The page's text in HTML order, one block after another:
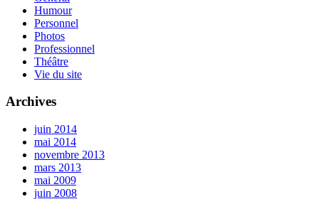
Humour
Personnel
Photos
Professionnel
Théâtre
Vie du site
Archives
juin 2014
mai 2014
novembre 2013
mars 2013
mai 2009
juin 2008